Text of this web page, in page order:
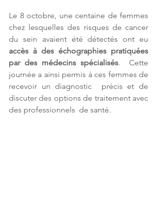
Le 8 octobre, une centaine de femmes
chez lesquelles des risques de cancer
du sein avaient été détectés ont eu
accès à des échographies pratiquées
par des médecins spécialisés.  Cette
journée a ainsi permis à ces femmes de
recevoir un diagnostic  précis et de
discuter des options de traitement avec
des professionnels  de santé.